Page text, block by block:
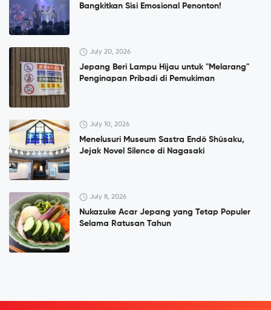
Bangkitkan Sisi Emosional Penonton!
July 20, 2026
Jepang Beri Lampu Hijau untuk "Melarang"
Penginapan Pribadi di Pemukiman
July 10, 2026
Menelusuri Museum Sastra Endō Shūsaku,
Jejak Novel Silence di Nagasaki
July 8, 2026
Nukazuke Acar Jepang yang Tetap Populer
Selama Ratusan Tahun